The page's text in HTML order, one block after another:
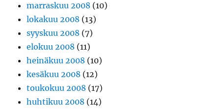
marraskuu 2008 (10)
lokakuu 2008 (13)
syyskuu 2008 (7)
elokuu 2008 (11)
heinäkuu 2008 (10)
kesäkuu 2008 (12)
toukokuu 2008 (17)
huhtikuu 2008 (14)